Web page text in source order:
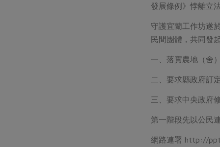
發展條例》悖離立
守護宜蘭工作坊遂
民間團體，共同發
一、落實農地（舍
二、要求縣政府訂
三、要求中央政府
第一階段先以公民
網路連署 http://